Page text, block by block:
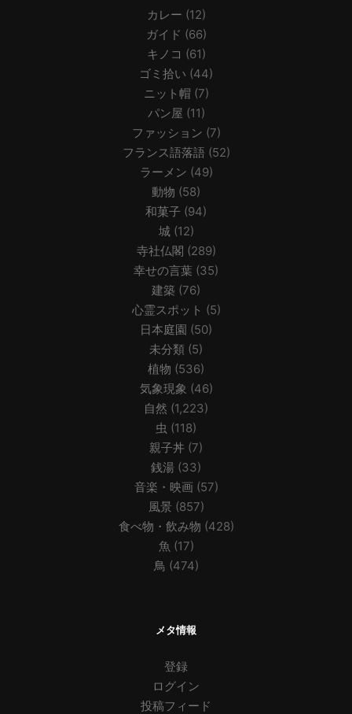
カレー (12)
ガイド (66)
キノコ (61)
ゴミ拾い (44)
ニット帽 (7)
パン屋 (11)
ファッション (7)
フランス語落語 (52)
ラーメン (49)
動物 (58)
和菓子 (94)
城(12)
寺社仏閣 (289)
幸せの言葉 (35)
建築 (76)
心霊スポット (5)
日本庭園 (50)
未分類 (5)
植物 (536)
気象現象 (46)
自然 (1,223)
虫 (118)
親子丼 (7)
銭湯 (33)
音楽・映画 (57)
風景(857)
食べ物・飲み物 (428)
魚 (17)
鳥 (474)
メタ情報
登録
ログイン
投稿フィード